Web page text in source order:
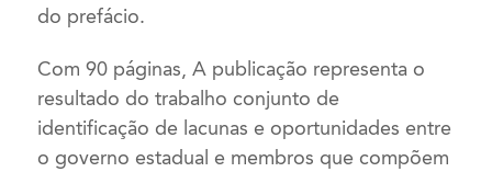
do prefácio.
Com 90 páginas, A publicação representa o
resultado do trabalho conjunto de
identificação de lacunas e oportunidades entre
o governo estadual e membros que compõem